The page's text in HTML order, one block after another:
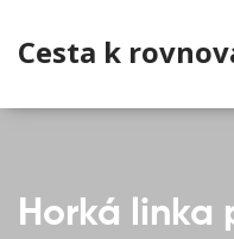
Cesta k
Horká linka